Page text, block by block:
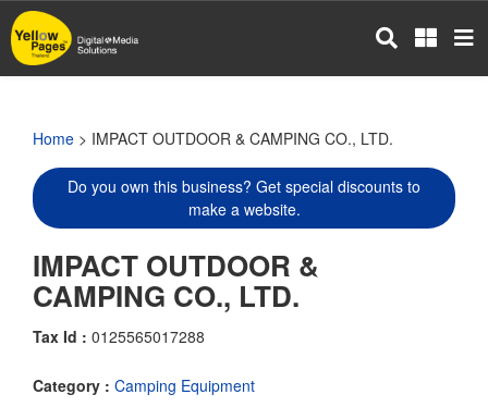
Skip
to
main
Home > IMPACT OUTDOOR & CAMPING CO., LTD.
Do you own this business? Get special discounts to
make a website.
IMPACT OUTDOOR &
CAMPING CO., LTD.
Tax Id : 0125565017288
Category : Camping Equipment